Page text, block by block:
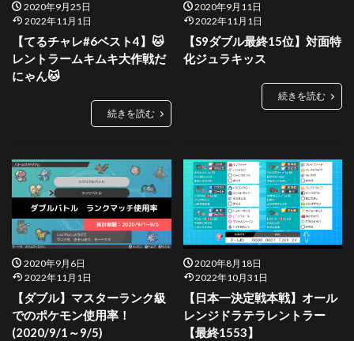
2020年9月25日
2022年11月1日
【てるチャレ#6ベスト4】🐱
レントラームキムキ大作戦だ
にゃん🐱
続きを読む
2020年9月11日
2022年11月1日
【S9ダブル最終15位】対面特
化ジュラキッス
続きを読む
2020年9月6日
2022年11月1日
【ダブル】マスターランク級
でのポケモン使用率！
(2020/9/1～9/5)
2020年8月18日
2022年10月31日
【日本一決定戦本戦】オール
レンジドラテラレントラー
【最終1553】